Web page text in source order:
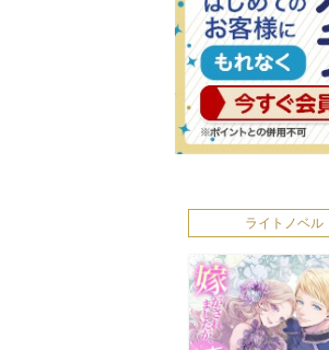
ライトノベル